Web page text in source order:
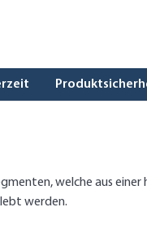
welche aus
werden.